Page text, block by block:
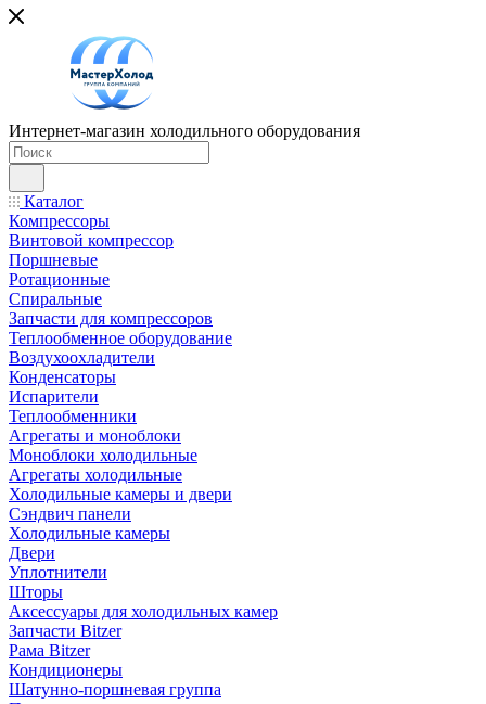
Интернет-магазин холодильного оборудования
Каталог
Компрессоры
Винтовой компрессор
Поршневые
Ротационные
Спиральные
Запчасти для компрессоров
Теплообменное оборудование
Воздухоохладители
Конденсаторы
Испарители
Теплообменники
Агрегаты и моноблоки
Моноблоки холодильные
Агрегаты холодильные
Холодильные камеры и двери
Сэндвич панели
Холодильные камеры
Двери
Уплотнители
Шторы
Аксессуары для холодильных камер
Запчасти Bitzer
Рама Bitzer
Кондиционеры
Шатунно-поршневая группа